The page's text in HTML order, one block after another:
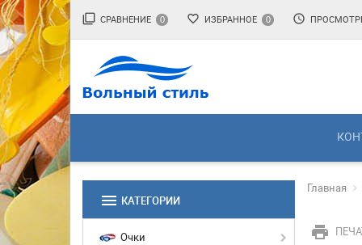
filter_none СРАВНЕНИЕ 0 favorite_border ИЗБРАННОЕ 0 access_time
menu КАТЕГОРИИ
Очки
Главная
print